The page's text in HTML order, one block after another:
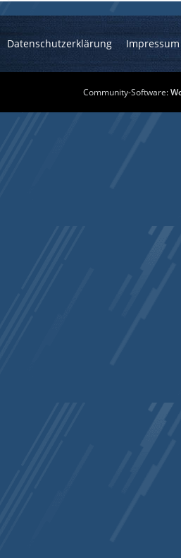
Datenschutzerklärung Impressum
Community-Software: